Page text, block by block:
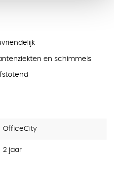
en schimmels
OfficeCity
2 jaar